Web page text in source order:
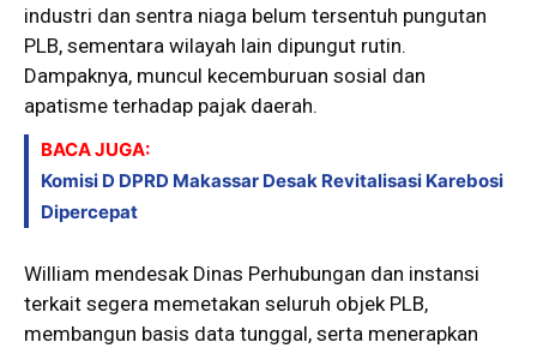
industri dan sentra niaga belum tersentuh pungutan
PLB, sementara wilayah lain dipungut rutin.
Dampaknya, muncul kecemburuan sosial dan
apatisme terhadap pajak daerah.
BACA JUGA:
Komisi D DPRD Makassar Desak Revitalisasi Karebosi
Dipercepat
William mendesak Dinas Perhubungan dan instansi
terkait segera memetakan seluruh objek PLB,
membangun basis data tunggal, serta menerapkan